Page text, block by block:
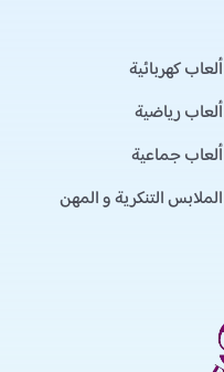
ألعاب كهربائية
ألعاب رياضية
ألعاب جماعية
الملابس التنكرية و المهن